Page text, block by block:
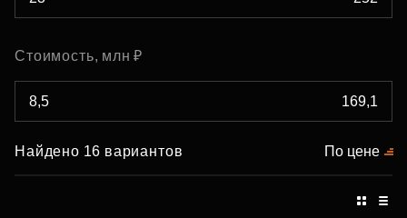
Стоимость, млн ₽
Найдено 16 вариантов По цене